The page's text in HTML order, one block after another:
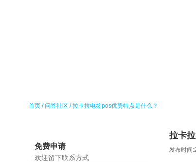
首页 /问答社区 /拉卡拉电签pos优势特点是什么？
免费申请
欢迎留下联系方式
拉卡
发布时间